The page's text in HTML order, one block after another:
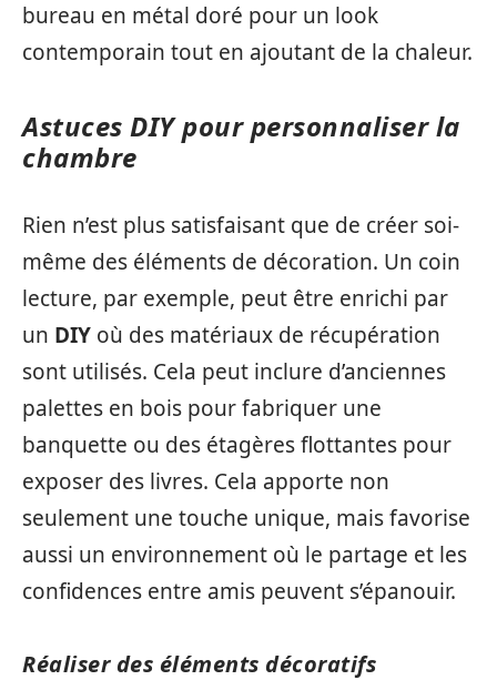
bureau en métal doré pour un look
contemporain tout en ajoutant de la chaleur.
Astuces DIY pour personnaliser la
chambre
Rien n’est plus satisfaisant que de créer soi-
même des éléments de décoration. Un coin
lecture, par exemple, peut être enrichi par
un DIY où des matériaux de récupération
sont utilisés. Cela peut inclure d’anciennes
palettes en bois pour fabriquer une
banquette ou des étagères flottantes pour
exposer des livres. Cela apporte non
seulement une touche unique, mais favorise
aussi un environnement où le partage et les
confidences entre amis peuvent s’épanouir.
Réaliser des éléments décoratifs